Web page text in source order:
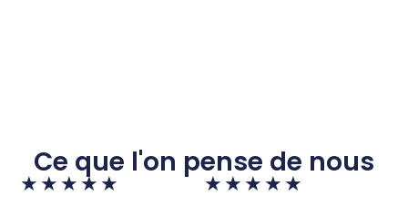
Ce que l'on pense de nous
★ ★ ★ ★ ★ ★ ★ ★ ★ ★